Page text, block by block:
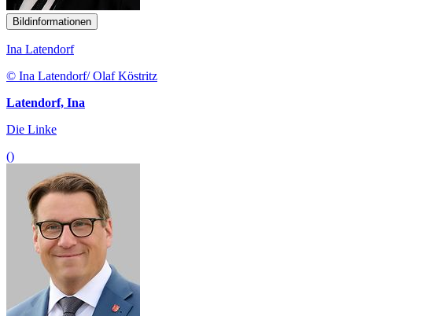
Bildinformationen
Ina Latendorf
© Ina Latendorf/ Olaf Köstritz
Latendorf, Ina
Die Linke
()